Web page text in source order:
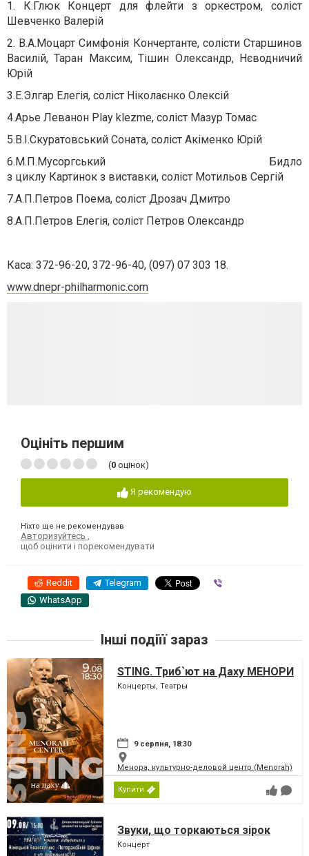
1. К.Глюк Концерт для флейти з оркестром, соліст
Шевченко Валерій
2. В.А.Моцарт Симфонія Кончертанте, солісти Старшинов
Василій, Таран Максим, Тішин Олександр, Нєводничий
Юрій
3.Е.Элгар Елегія, соліст Ніколаєнко Олексій
4.Арье Леванон Play klezme, соліст Мазур Томас
5.В.І.Скуратовський Соната, соліст Акіменко Юрій
6.М.П.Мусоргський Бидло
з циклу Картинок з виставки, соліст Мотильов Сергій
7.А.П.Петров Поема, соліст Дрозач Дмитро
8.А.П.Петров Елегія, соліст Петров Олександр
Каса: 372-96-20, 372-96-40, (097) 07 303 18.
www.dnepr-philharmonic.com
Оцініть першим
(0 оцінок)
Я рекомендую
Ніхто ще не рекомендував
Авторизуйтесь
щоб оцінити і порекомендувати
Reddit Telegram
WhatsApp
Інші подіїї зараз
STING. Триб`ют на Даху МЕНОРИ
Концерты, Театры
9 серпня, 18:30
Менора, культурно-деловой центр (Menorah)
Купити
Звуки, що торкаються зірок
Концерт